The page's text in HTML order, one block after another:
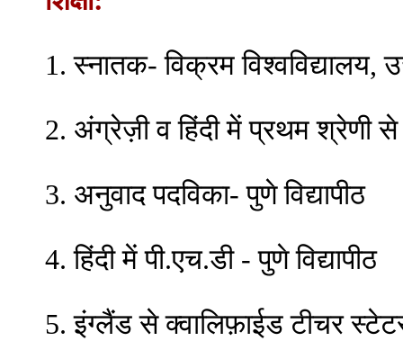
1. स्नातक- विक्रम विश्वविद्यालय,
2. अंग्रेज़ी व हिंदी में प्रथम श्रेणी से
3. अनुवाद पदविका- पुणे विद्यापीठ
4. हिंदी में पी.एच.डी - पुणे विद्यापीठ
5. इंग्लैंड से क्वालिफ़ाईड टीचर